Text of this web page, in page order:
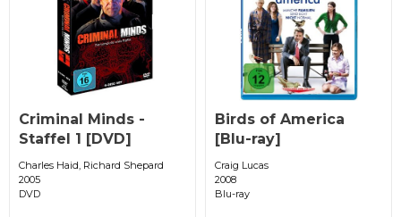
Criminal Minds -
Staffel 1 [DVD]
Charles Haid, Richard Shepard
2005
DVD
Birds of America
[Blu-ray]
Craig Lucas
2008
Blu-ray